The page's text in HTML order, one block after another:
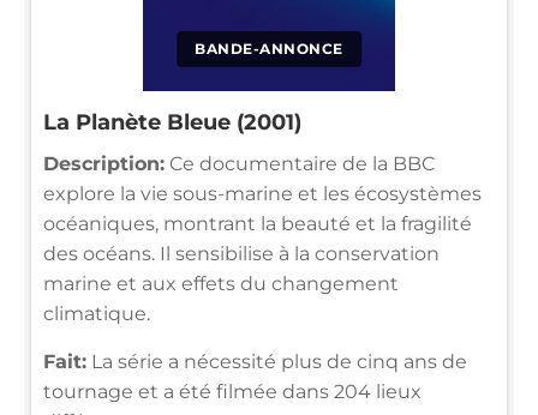
BANDE-ANNONCE
La Planète Bleue (2001)
Description: Ce documentaire de la BBC
explore la vie sous-marine et les écosystèmes
océaniques, montrant la beauté et la fragilité
des océans. Il sensibilise à la conservation
marine et aux effets du changement
climatique.
Fait: La série a nécessité plus de cinq ans de
tournage et a été filmée dans 204 lieux